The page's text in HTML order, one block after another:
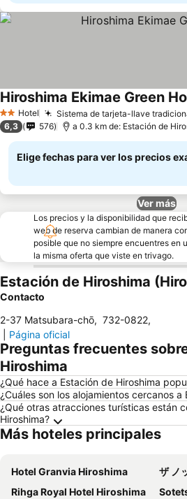
2 Estrellas
Hotel Sistema de tarjeta-llave
Hiroshima Ekimae Green
6,3 576 a 0.3 km de: Estación de
Elige fechas para ver los precios
Ver más
Los precios y la disponibilidad que
web de reserva cambian de manera
posible que no siempre encuentres en
la misma oferta que viste en trivago.
Estación de Hiroshima
Contacto
2-37 Matsubara-chō, 732-0822,
Página oficial
Preguntas frecuentes
Hiroshima
¿Qué hace a Estación de Hiroshima
¿Cuáles son los alojamientos cercanos a
¿Qué otras atracciones turísticas están
Hiroshima?
Más hoteles principales
Hotel Granvia Hiroshima
ザ ノ
Rihga Royal Hotel Hiroshima